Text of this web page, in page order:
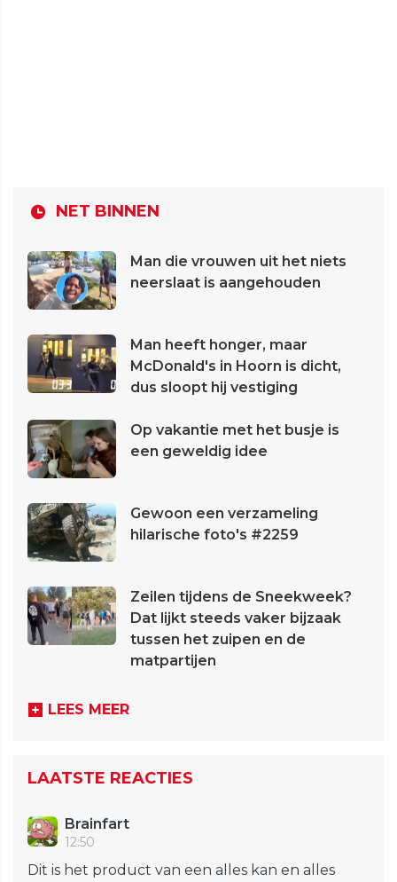
NET BINNEN
Man die vrouwen uit het niets
neerslaat is aangehouden
Man heeft honger, maar
McDonald's in Hoorn is dicht,
dus sloopt hij vestiging
Op vakantie met het busje is
een geweldig idee
Gewoon een verzameling
hilarische foto's #2259
Zeilen tijdens de Sneekweek?
Dat lijkt steeds vaker bijzaak
tussen het zuipen en de
matpartijen
LEES MEER
LAATSTE REACTIES
Brainfart
12:50
Dit is het product van een alles kan en alles